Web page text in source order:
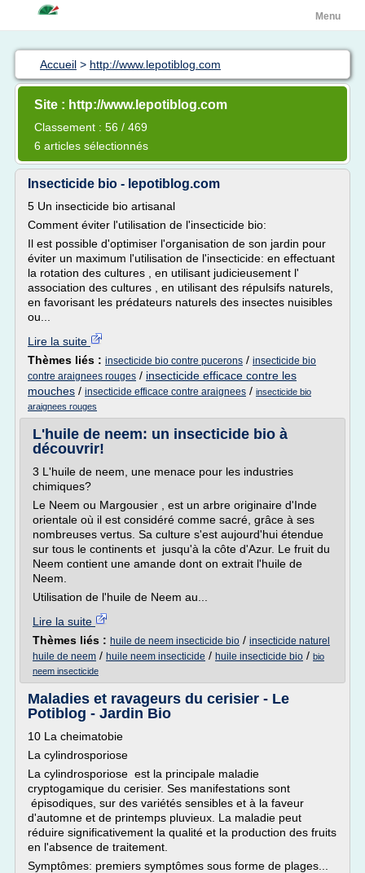
Menu
Accueil > http://www.lepotiblog.com
Site : http://www.lepotiblog.com
Classement : 56 / 469
6 articles sélectionnés
Insecticide bio - lepotiblog.com
5 Un insecticide bio artisanal
Comment éviter l'utilisation de l'insecticide bio:
Il est possible d'optimiser l'organisation de son jardin pour
éviter un maximum l'utilisation de l'insecticide: en effectuant
la rotation des cultures , en utilisant judicieusement l'
association des cultures , en utilisant des répulsifs naturels,
en favorisant les prédateurs naturels des insectes nuisibles
ou...
Lire la suite
Thèmes liés : insecticide bio contre pucerons / insecticide bio
contre araignees rouges / insecticide efficace contre les
mouches / insecticide efficace contre araignees / insecticide bio
araignees rouges
L'huile de neem: un insecticide bio à
découvrir!
3 L'huile de neem, une menace pour les industries
chimiques?
Le Neem ou Margousier , est un arbre originaire d'Inde
orientale où il est considéré comme sacré, grâce à ses
nombreuses vertus. Sa culture s'est aujourd'hui étendue
sur tous le continents et jusqu'à la côte d'Azur. Le fruit du
Neem contient une amande dont on extrait l'huile de
Neem.
Utilisation de l'huile de Neem au...
Lire la suite
Thèmes liés : huile de neem insecticide bio / insecticide naturel
huile de neem / huile neem insecticide / huile insecticide bio / bio
neem insecticide
Maladies et ravageurs du cerisier - Le
Potiblog - Jardin Bio
10 La cheimatobie
La cylindrosporiose
La cylindrosporiose est la principale maladie
cryptogamique du cerisier. Ses manifestations sont
épisodiques, sur des variétés sensibles et à la faveur
d'automne et de printemps pluvieux. La maladie peut
réduire significativement la qualité et la production des fruits
en l'absence de traitement.
Symptômes: premiers symptômes sous forme de plages...